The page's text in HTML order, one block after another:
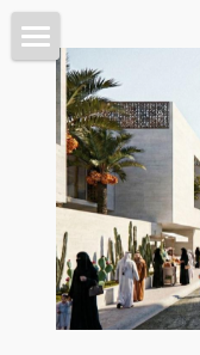
Home 首页
Architecture 建筑
Planning 城市
Interiors 室内
Objects 器物